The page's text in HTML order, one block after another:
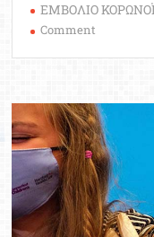
ΕΜΒΟΛΙΟ
Comment
11
ετών:
–
Θεοδωρίδου
απαντούν
σε